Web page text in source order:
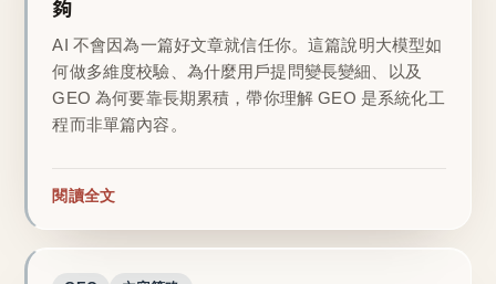
夠
AI 不會因為一篇好文章就信任你。這篇說明大模型如
何做多維度校驗、為什麼用戶提問變長變細、以及
GEO 為何要靠長期累積，帶你理解 GEO 是系統化工
程而非單篇內容。
閱讀全文